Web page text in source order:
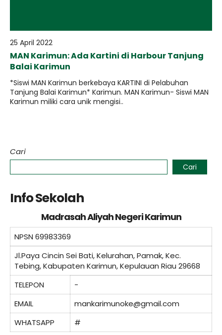
25 April 2022
MAN Karimun: Ada Kartini di Harbour Tanjung
Balai Karimun
*Siswi MAN Karimun berkebaya KARTINI di Pelabuhan
Tanjung Balai Karimun* Karimun. MAN Karimun- Siswi MAN
Karimun miliki cara unik mengisi..
Cari
Cari
Info Sekolah
Madrasah Aliyah Negeri Karimun
NPSN 69983369
Jl.Paya Cincin Sei Bati, Kelurahan, Pamak, Kec.
Tebing, Kabupaten Karimun, Kepulauan Riau 29668
TELEPON
-
EMAIL
mankarimunoke@gmail.com
WHATSAPP
#